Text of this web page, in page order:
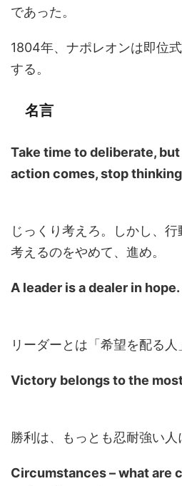
であった。
1804年、ナポレオンは即位
する。
名言
Take time to deliberate,
action comes, stop
じっくり考えろ。しかし、行
考えるのをやめて、進め。
A leader is a dealer in hope.
リーダーとは「希望を配る人
Victory belongs to the
勝利は、もっとも忍耐強い人
Circumstances – what are